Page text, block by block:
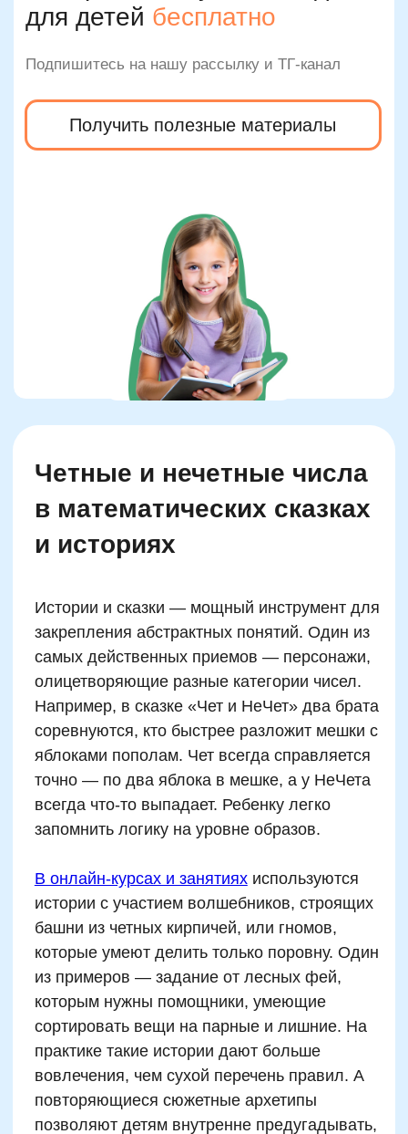
Также эффективны задания «Кто лишний?»
— среди ряда цифр нужно найти одно,
7, 8 число 7 выделяется как нечетное.
важно не просто определить четность, но и
обосновать: «Я выбрал 135, потому что оно
заканчивается на 5, а 5 — нечетное».
комбинациям: сумму цифр, делимость,
соседство по числовому ряду. Это помогает
детям видеть общее устройство числовой
системы и развивает аналитическое
мышление. Например, задание: «Раздели
числа на четыре группы: четные
однозначные, нечетные однозначные,
четные двузначные и нечетные двузначные».
Умение структурировать информацию
становится ключевым навыком и основой
для дальнейшего понимания делимости,
(вроде путешествия по стране чисел или
спасения числовых существ), дети
результат, чем при обычных тестовых
смысла и неожиданности, тем выше
Упор на устный счет по двойкам
Работа с числами в паре
Анализ последней цифры числа
Сравнение сумм четных и
нечетных
Флеш-карточки с проверкой
четности
Устные викторины с таймером
Как использовать
ментальную арифметику
для понимания свойств